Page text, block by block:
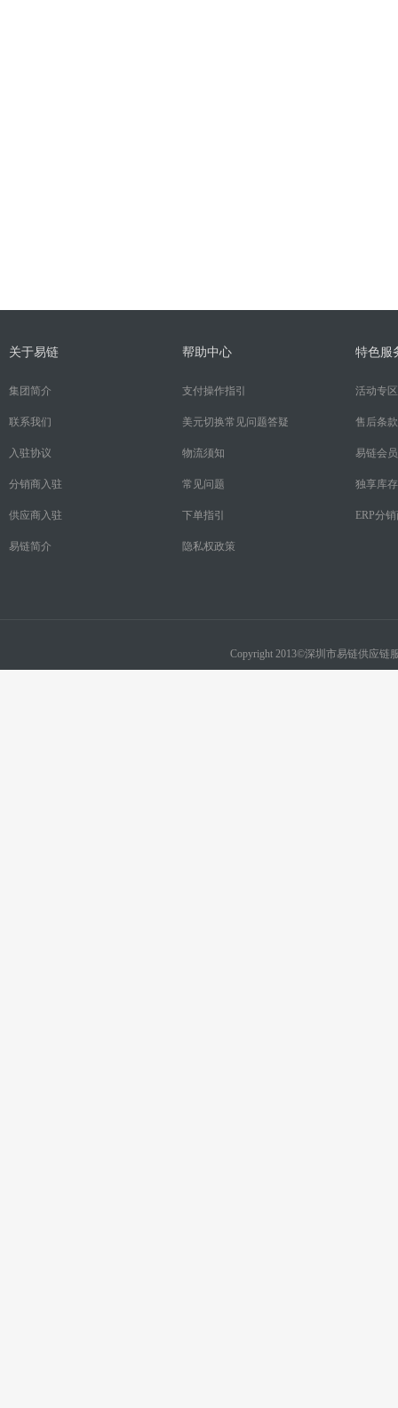
关于易链
集团简介
联系我们
入驻协议
分销商入驻
供应商入驻
易链简介
帮助中心
支付操作指引
美元切换常见问题答疑
物流须知
常见问题
下单指引
隐私权政策
特色服
活动专区
售后条款
易链会
独享库
ERP分
Copyright 2013©深圳市易链供应链